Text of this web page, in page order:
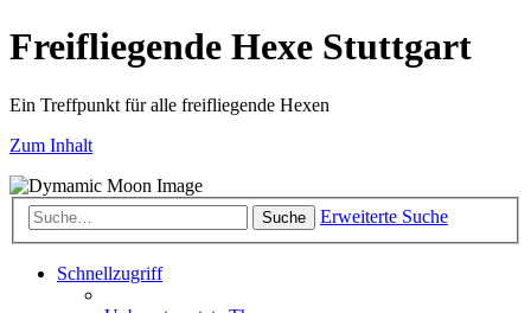
Freifliegende Hexe Stuttgart
Ein Treffpunkt für alle freifliegende Hexen
Zum Inhalt
Suche Erweiterte Suche
Schnellzugriff